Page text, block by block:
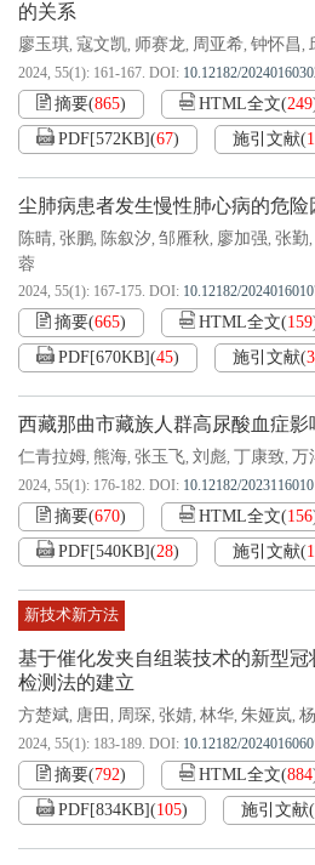
的关系
廖玉琪, 寇文凯, 师赛龙, 周亚希, 钟怀昌,
2024, 55(1): 161-167. DOI: 10.12182/
摘要(865) HTML全文(249
PDF[572KB](67) 施引文献(
尘肺病患者发生慢性肺心病的危险
陈晴, 张鹏, 陈叙汐, 邹雁秋, 廖加强, 张勤,
蓉
2024, 55(1): 167-175. DOI: 10.12182/
摘要(665) HTML全文(159
PDF[670KB](45) 施引文献(3
西藏那曲市藏族人群高尿酸血症影
仁青拉姆, 熊海, 张玉飞, 刘彪, 丁康致, 万
2024, 55(1): 176-182. DOI: 10.12182/
摘要(670) HTML全文(156
PDF[540KB](28) 施引文献(
新技术新方法
基于催化发夹自组装技术的新型
检测法的建立
方楚斌, 唐田 , 周琛, 张婧, 林华, 朱娅岚,
2024, 55(1): 183-189. DOI: 10.12182/
摘要(792) HTML全文(884
PDF[834KB](105) 施引文献(